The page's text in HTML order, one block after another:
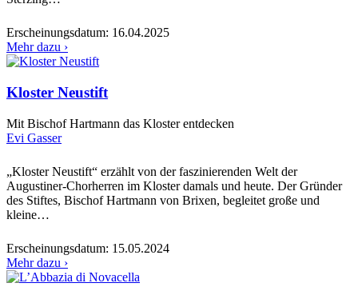
Erscheinungsdatum: 16.04.2025
Mehr dazu ›
Kloster Neustift
Mit Bischof Hartmann das Kloster entdecken
Evi Gasser
„Kloster Neustift“ erzählt von der faszinierenden Welt der
Augustiner-Chorherren im Kloster damals und heute. Der Gründer
des Stiftes, Bischof Hartmann von Brixen, begleitet große und
kleine…
Erscheinungsdatum: 15.05.2024
Mehr dazu ›